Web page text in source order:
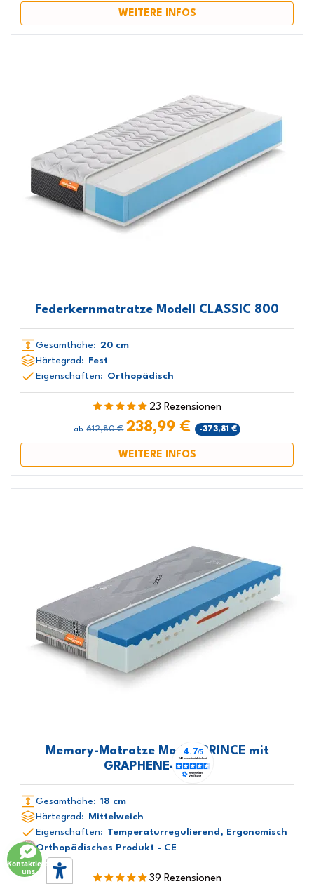
WEITERE INFOS
Federkernmatratze Modell CLASSIC 800
Gesamthöhe: 20 cm
Härtegrad:
Fest
Eigenschaften: Orthopädisch
23 Rezensionen
ab 612,80 € 238,99 € -373,81 €
WEITERE INFOS
Memory-Matratze Modell PRINCE mit
GRAPHENE-Bezug
Gesamthöhe: 18 cm
Härtegrad:
Mittelweich
Eigenschaften: Temperaturregulierend, Ergonomisch
Orthopädisches Produkt - CE
39 Rezensionen
Kontaktiere
uns